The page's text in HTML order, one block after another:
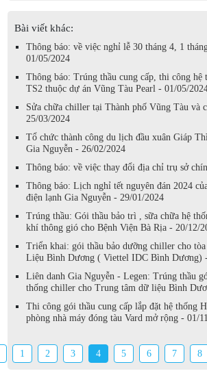
Bài viết khác:
Thông báo: về việc nghỉ lễ 30 tháng 4, 1
01/05/2024
Thông báo: Trúng thầu cung cấp, thi công hệ
TS2 thuộc dự án Vũng Tàu Pearl - 01/05/
Sửa chữa chiller tại Thành phố Vũng Tàu và
25/03/2024
Tổ chức thành công du lịch đầu xuân Giáp
Gia Nguyễn - 26/02/2024
Thông báo: về việc thay đổi địa chỉ trụ sở
Thông báo: Lịch nghỉ tết nguyên đán 2024
điện lạnh Gia Nguyễn - 29/01/2024
Trúng thầu: Gói thầu bảo trì , sữa chữa hệ
khí thông gió cho Bệnh Viện Bà Rịa - 20/12/
Triển khai: gói thầu bảo dưỡng chiller cho
Liệu Bình Dương ( Viettel IDC Bình Dương)
Liên danh Gia Nguyễn - Legen: Trúng thầu
thống chiller cho Trung tâm dữ liệu Bình
Thi công gói thầu cung cấp lắp đặt hệ thống
phòng nhà máy đóng tàu Vard mở rộng - 01/
1 2 3 4 5 6 7 8